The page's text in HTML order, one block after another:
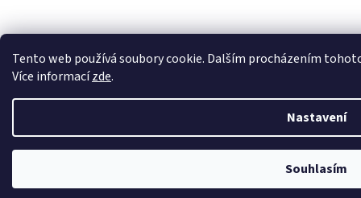
Tento web používá soubory cookie. Dalším procházením
Více informacízde.
Nastavení
Souhlasím